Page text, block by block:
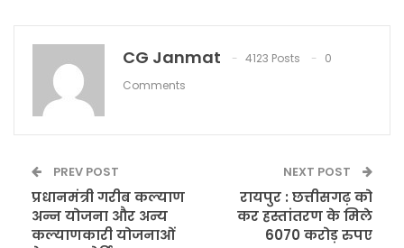
CG Janmat 4123 Posts
0
Comments
PREV POST
प्रधानमंत्री गरीब कल्याण
अन्न योजना और अन्य
कल्याणकारी योजनाओं
NEXT POST
रायपुर : छत्तीसगढ़ को
कर हस्तांतरण के मिले
6070 करोड़ रुपए